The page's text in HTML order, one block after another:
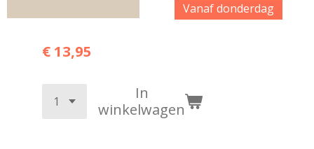
Vanaf donderdag
€ 13,95
In
winkelwagen